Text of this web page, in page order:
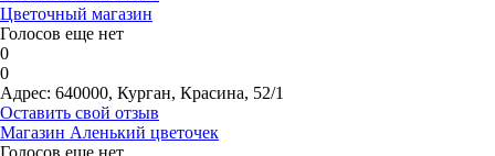
Цветочный магазин
Голосов еще нет
0
0
Адрес: 640000, Курган, Красина, 52/1
Оставить свой отзыв
Магазин Аленький цветочек
Голосов еще нет